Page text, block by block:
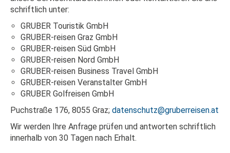
schriftlich unter:
GRUBER Touristik GmbH
GRUBER-reisen Graz GmbH
GRUBER-reisen Süd GmbH
GRUBER-reisen Nord GmbH
GRUBER-reisen Business Travel GmbH
GRUBER-reisen Veranstalter GmbH
GRUBER Golfreisen GmbH
Puchstraße 176, 8055 Graz; datenschutz@gruberreisen.at
Wir werden Ihre Anfrage prüfen und antworten schriftlich
innerhalb von 30 Tagen nach Erhalt.